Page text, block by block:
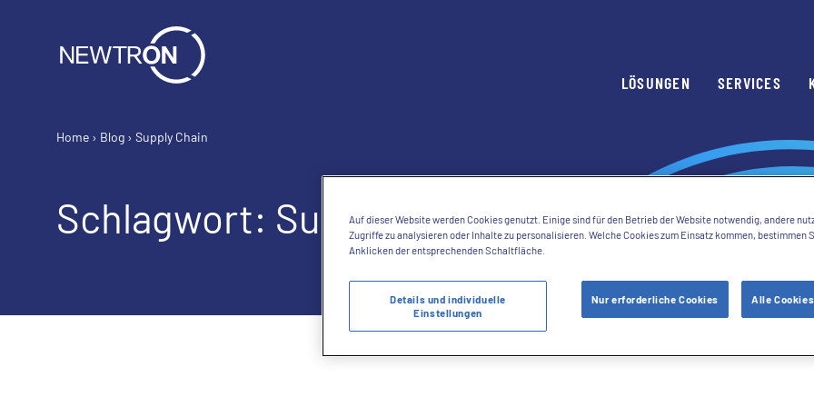
LÖSUNGEN SERVICES
Home › Blog › Supply Chain
Schlagwort: Supply Chain
Auf dieser Website werden Cookies genutzt. Einige sind für den Betrieb der Website notwendig, andere
Zugriffe zu analysieren oder Inhalte zu personalisieren. Welche Cookies zum Einsatz kommen, bestimmen
Anklicken der entsprechenden Schaltfläche.
Nur erforderliche Cookies Alle
Details und individuelle
Einstellungen